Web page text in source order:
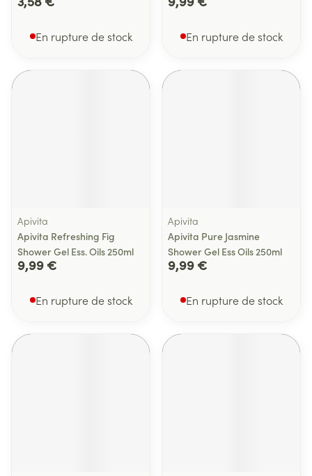
En rupture de stock En rupture de stock
Apivita
Apivita Refreshing Fig
Shower Gel Ess. Oils 250ml
9,99 €
En rupture de stock
Apivita
Apivita Pure Jasmine
Shower Gel Ess Oils 250ml
9,99 €
En rupture de stock